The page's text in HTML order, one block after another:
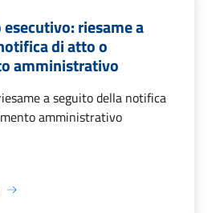
riesame a
di atto o
amministrativo
a seguito della notifica
amministrativo